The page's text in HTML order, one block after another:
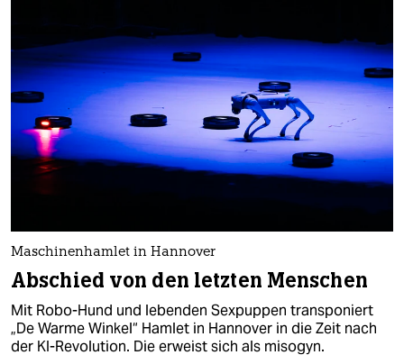
Maschinenhamlet in Hannover
Abschied von den letzten Menschen
Mit Robo-Hund und lebenden Sexpuppen transponiert
„De Warme Winkel“ Hamlet in Hannover in die Zeit nach
der KI-Revolution. Die erweist sich als misogyn.